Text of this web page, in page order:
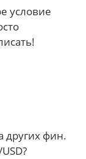
условие
других фин.